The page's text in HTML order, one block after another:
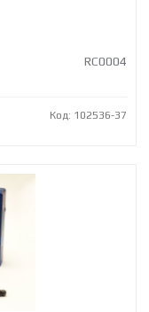
RC0004
Код: 102536-37